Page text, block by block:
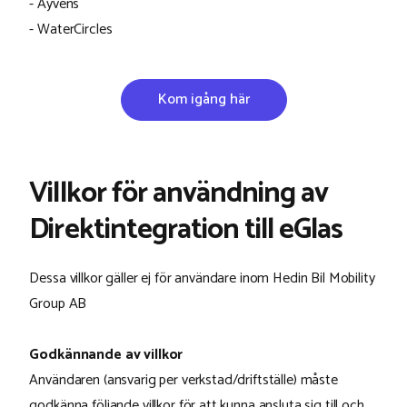
- WaterCircles
Kom igång här
Villkor för användning av
Direkt­integration till eGlas
Dessa villkor gäller ej för användare inom Hedin Bil Mobility
Group AB
Godkännande av villkor
Användaren (ansvarig per verkstad/driftställe) måste